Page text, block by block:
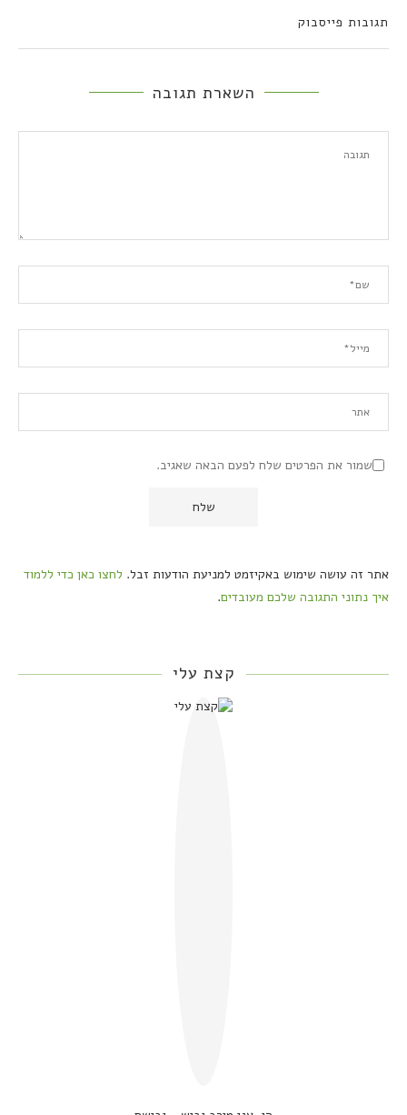
תגובות פייסבוק
השארת תגובה
שמור את הפרטים שלח לפעם הבאה שאגיב.
אתר זה עושה שימוש באקיזמט למניעת הודעות זבל. לחצו כאן כדי ללמוד
איך נתוני התגובה שלכם מעובדים.
קצת עלי